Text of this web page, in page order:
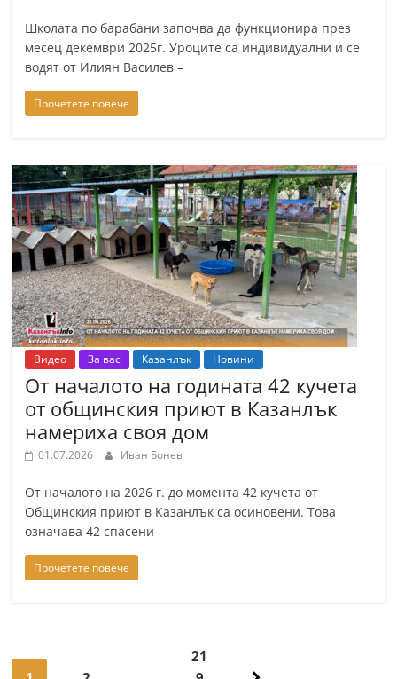
Школата по барабани започва да функционира през
месец декември 2025г. Уроците са индивидуални и се
водят от Илиян Василев –
Прочетете повече
Видео За вас Казанлък Новини
От началото на годината 42 кучета
от общинския приют в Казанлък
намериха своя дом
01.07.2026 Иван Бонев
От началото на 2026 г. до момента 42 кучета от
Общинския приют в Казанлък са осиновени. Това
означава 42 спасени
Прочетете повече
21